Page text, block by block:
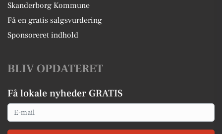
Skanderborg Kommune
Få en gratis salgsvurdering
Sponsoreret indhold
BLIV OPDATERET
Få lokale nyheder GRATIS
Email